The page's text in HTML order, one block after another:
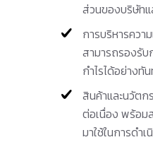
ส่วนของบริษัท
การบริหารควา
สามารถรองรับ
กำไรได้อย่างทั
สินค้าและนวัต
ต่อเนื่อง พร้อม
มาใช้ในการดำเ